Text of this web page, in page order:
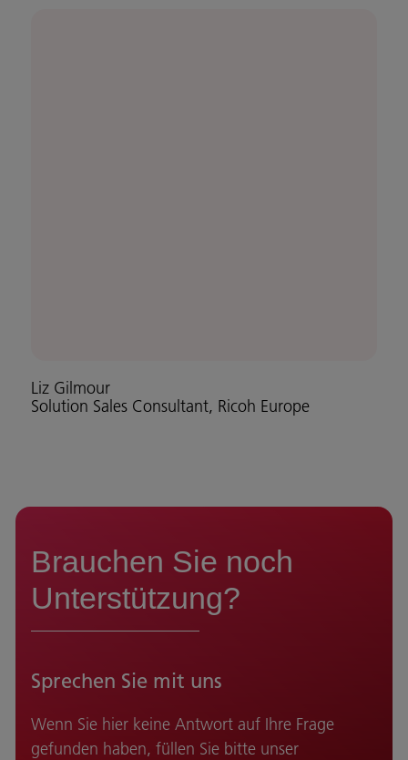
Liz Gilmour
Solution Sales Consultant, Ricoh Europe
Brauchen Sie noch
Unterstützung?
Sprechen Sie mit uns
Wenn Sie hier keine Antwort auf Ihre Frage
gefunden haben, füllen Sie bitte unser